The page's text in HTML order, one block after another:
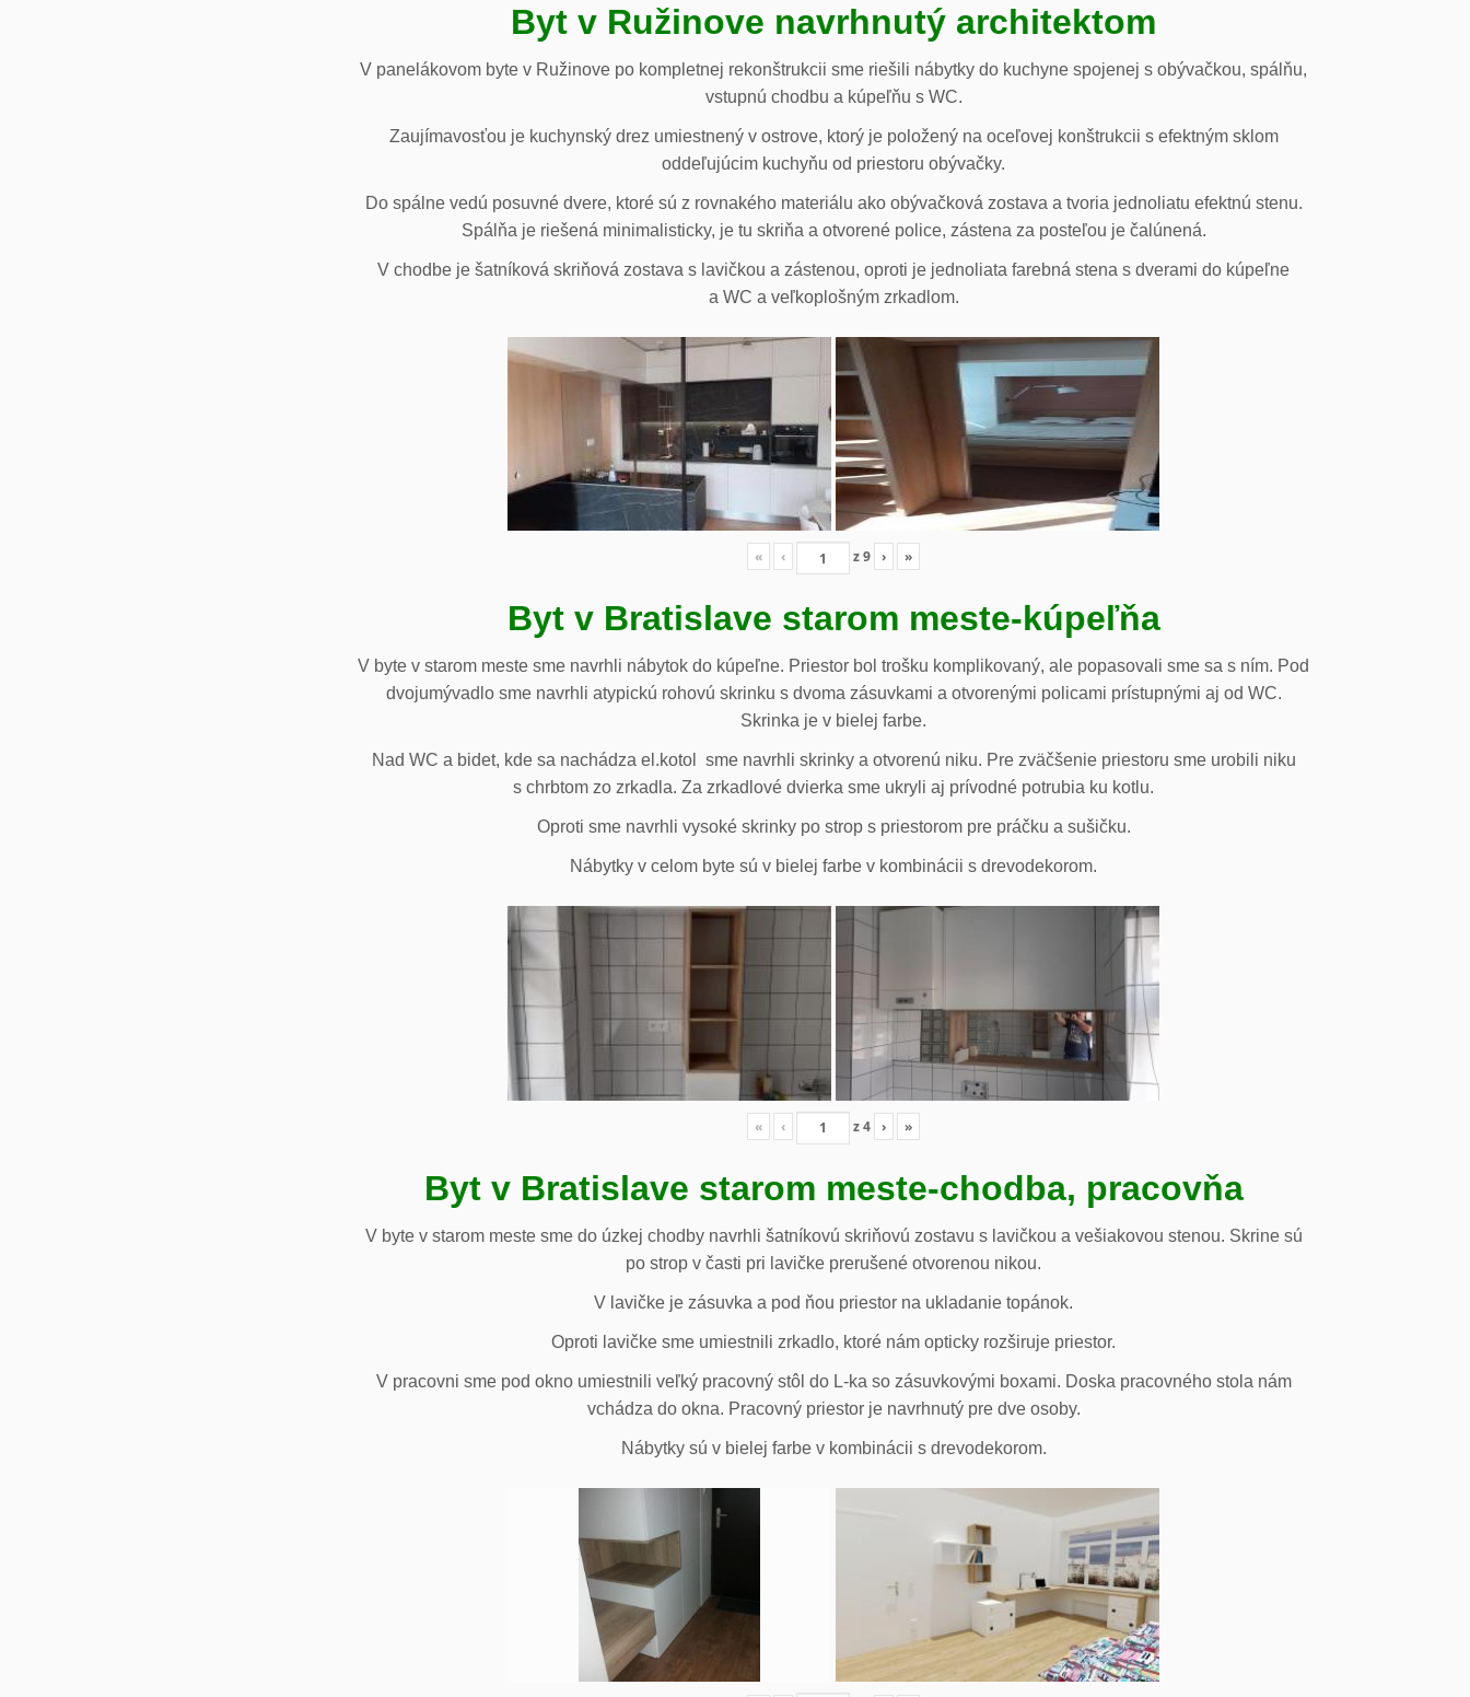
Byt v Ružinove navrhnutý architektom
V panelákovom byte v Ružinove po kompletnej rekonštrukcii sme riešili nábytky do kuchyne spojenej s obývačkou, spálňu,
vstupnú chodbu a kúpeľňu s WC.
Zaujímavosťou je kuchynský drez umiestnený v ostrove, ktorý je položený na oceľovej konštrukcii s efektným sklom
oddeľujúcim kuchyňu od priestoru obývačky.
Do spálne vedú posuvné dvere, ktoré sú z rovnakého materiálu ako obývačková zostava a tvoria jednoliatu efektnú stenu.
Spálňa je riešená minimalisticky, je tu skriňa a otvorené police, zástena za posteľou je čalúnená.
V chodbe je šatníková skriňová zostava s lavičkou a zástenou, oproti je jednoliata farebná stena s dverami do kúpeľne
a WC a veľkoplošným zrkadlom.
« ‹ z9 › »
Byt v Bratislave starom meste-kúpeľňa
V byte v starom meste sme navrhli nábytok do kúpeľne. Priestor bol trošku komplikovaný, ale popasovali sme sa s ním. Pod
dvojumývadlo sme navrhli atypickú rohovú skrinku s dvoma zásuvkami a otvorenými policami prístupnými aj od WC.
Skrinka je v bielej farbe.
Nad WC a bidet, kde sa nachádza el.kotol sme navrhli skrinky a otvorenú niku. Pre zväčšenie priestoru sme urobili niku
s chrbtom zo zrkadla. Za zrkadlové dvierka sme ukryli aj prívodné potrubia ku kotlu.
Oproti sme navrhli vysoké skrinky po strop s priestorom pre práčku a sušičku.
Nábytky v celom byte sú v bielej farbe v kombinácii s drevodekorom.
« ‹ z4 › »
Byt v Bratislave starom meste-chodba, pracovňa
V byte v starom meste sme do úzkej chodby navrhli šatníkovú skriňovú zostavu s lavičkou a vešiakovou stenou. Skrine sú
po strop v časti pri lavičke prerušené otvorenou nikou.
V lavičke je zásuvka a pod ňou priestor na ukladanie topánok.
Oproti lavičke sme umiestnili zrkadlo, ktoré nám opticky rozširuje priestor.
V pracovni sme pod okno umiestnili veľký pracovný stôl do L-ka so zásuvkovými boxami. Doska pracovného stola nám
vchádza do okna. Pracovný priestor je navrhnutý pre dve osoby.
Nábytky sú v bielej farbe v kombinácii s drevodekorom.